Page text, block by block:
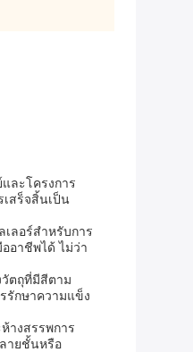
ละโครงการ
สร็จสิ้นเป็น
ลอร์สําหรับการ
อาชีพได้ ไม่ว่า
ตถุที่มีสีตาม
รักษาความแข็ง
างสรรพการ
ายชั้นหรือ